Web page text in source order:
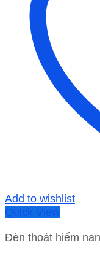
Add to wishlist
Quick View
Đèn thoát hiểm